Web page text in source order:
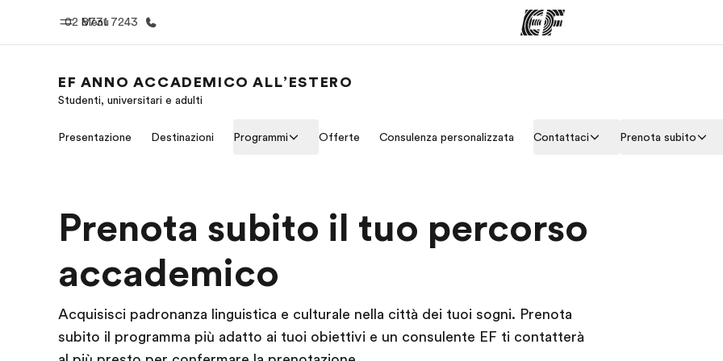
Menu
02 8731 7243
Benvenuto alla EF Vedi la nostra offerta Trova l'ufficio più vicino La nostra
EF ANNO ACCADEMICO ALL’ESTERO
Studenti, universitari e adulti
Presentazione Destinazioni Programmi Offerte Consulenza personalizzata Contattaci Prenota subito
Prenota subito il tuo percorso
accademico
Acquisisci padronanza linguistica e culturale nella città dei tuoi sogni. Prenota
subito il programma più adatto ai tuoi obiettivi e un consulente EF ti contatterà